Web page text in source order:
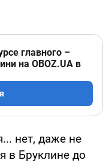
главного –
на OBOZ.UA в
нет, даже не
в Бруклине до